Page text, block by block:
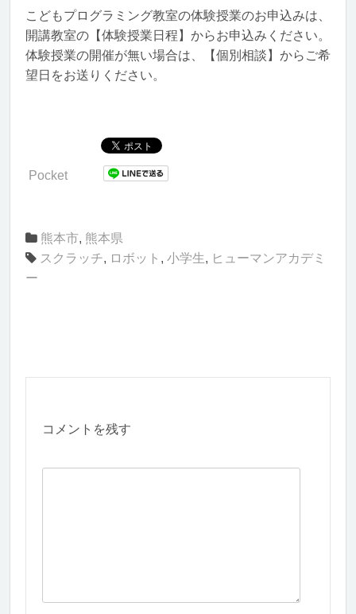
こどもプログラミング教室の体験授業のお申込みは、
開講教室の【体験授業日程】からお申込みください。
体験授業の開催が無い場合は、【個別相談】からご希
望日をお送りください。
Pocket
熊本市, 熊本県
スクラッチ, ロボット , 小学生, ヒューマンアカデミ
ー
コメントを残す